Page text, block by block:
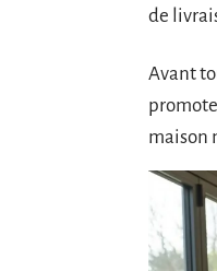
de
Avant
maison